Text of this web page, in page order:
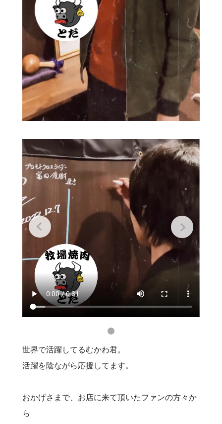
世界で活躍してるむかわ君。
活躍を陰ながら応援してます。
おかげさまで、お店に来て頂いたファンの方々か
ら